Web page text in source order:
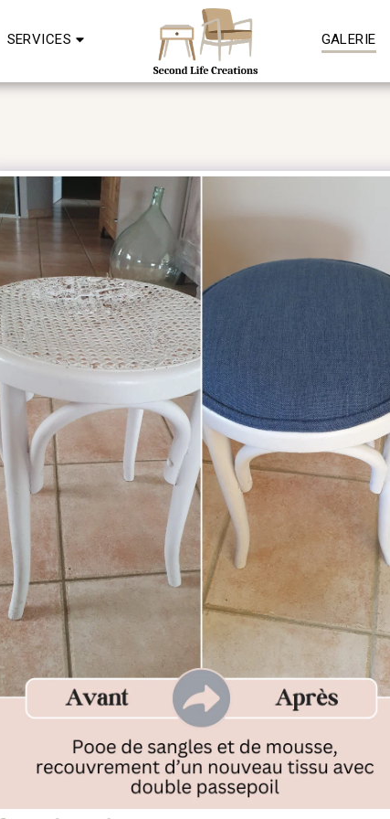
SERVICES GALERIE